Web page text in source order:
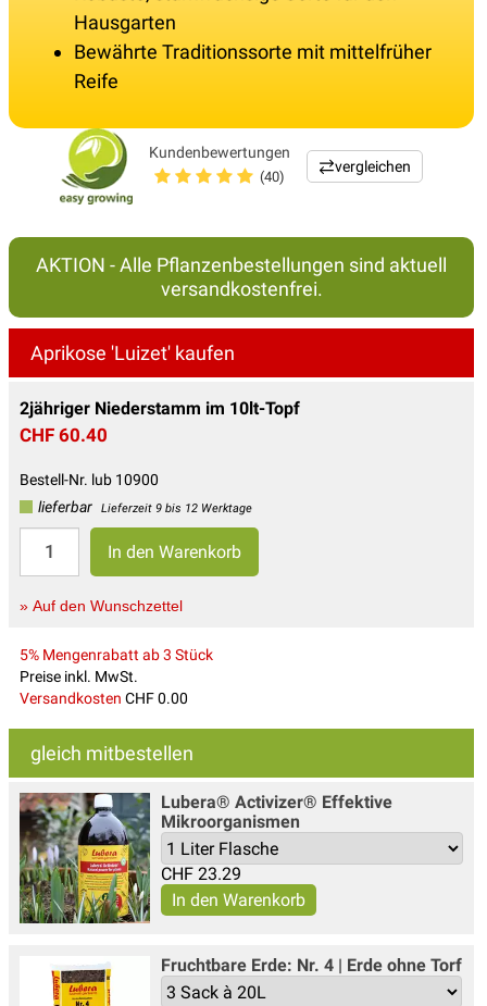
Hausgarten
Bewährte Traditionssorte mit mittelfrüher
Reife
Kundenbewertungen
(40)
vergleichen
AKTION - Alle Pflanzenbestellungen sind aktuell
versandkostenfrei.
Aprikose 'Luizet' kaufen
2jähriger Niederstamm im 10lt-Topf
CHF 60.40
Bestell-Nr. lub 10900
lieferbar
Lieferzeit 9 bis 12 Werktage
» Auf den Wunschzettel
5% Mengenrabatt ab 3 Stück
Preise inkl. MwSt.
Versandkosten CHF 0.00
gleich mitbestellen
Lubera® Activizer® Effektive
Mikroorganismen
CHF 23.29
Fruchtbare Erde: Nr. 4 | Erde ohne Torf